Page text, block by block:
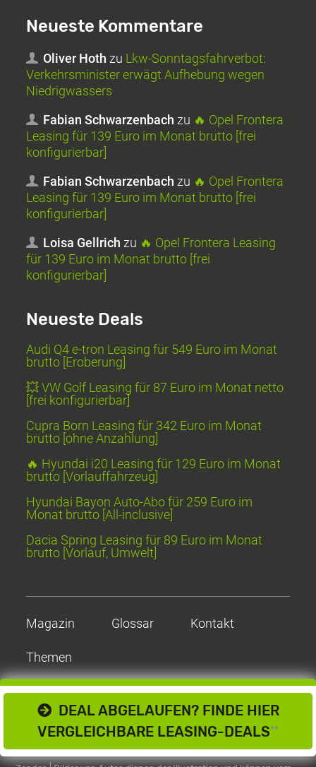
DEAL ABGELAUFEN? FINDE HIER
VERGLEICHBARE LEASING-DEALS**
Neueste Kommentare
Oliver Hoth zu Lkw-Sonntagsfahrverbot:
Verkehrsminister erwägt Aufhebung wegen
Niedrigwassers
Fabian Schwarzenbach zu 🔥 Opel Frontera
Leasing für 139 Euro im Monat brutto [frei
konfigurierbar]
Fabian Schwarzenbach zu 🔥 Opel Frontera
Leasing für 139 Euro im Monat brutto [frei
konfigurierbar]
Loisa Gellrich zu 🔥 Opel Frontera Leasing
für 139 Euro im Monat brutto [frei
konfigurierbar]
Neueste Deals
Audi Q4 e-tron Leasing für 549 Euro im Monat
brutto [Eroberung]
💥 VW Golf Leasing für 87 Euro im Monat netto
[frei konfigurierbar]
Cupra Born Leasing für 342 Euro im Monat
brutto [ohne Anzahlung]
🔥 Hyundai i20 Leasing für 129 Euro im Monat
brutto [Vorlauffahrzeug]
Hyundai Bayon Auto-Abo für 259 Euro im
Monat brutto [All-inclusive]
Dacia Spring Leasing für 89 Euro im Monat
brutto [Vorlauf, Umwelt]
Magazin Glossar Kontakt
Themen